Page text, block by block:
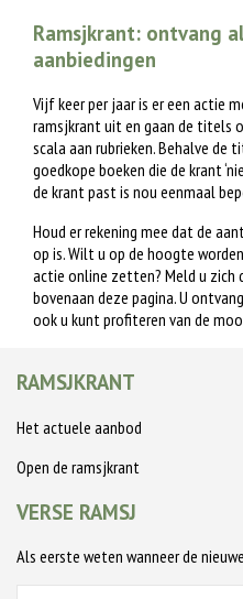
Ramsjkrant: ontvang
aanbiedingen
Vijf keer per jaar is er een actie
ramsjkrant uit en gaan de titels
scala aan rubrieken. Behalve de
goedkope boeken die de krant
de krant past is nou eenmaal
Houd er rekening mee dat de
op is. Wilt u op de hoogte
actie online zetten? Meld u zich
bovenaan deze pagina. U
ook u kunt profiteren van de
RAMSJKRANT
Het actuele aanbod
Open de ramsjkrant
VERSE RAMSJ
Als eerste weten wanneer de